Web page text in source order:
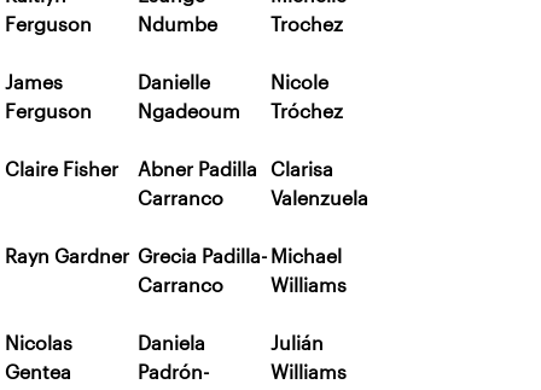
Ferguson
Ndumbe
Trochez
James
Ferguson
Danielle
Ngadeoum
Nicole
Tróchez
Claire Fisher
Abner Padilla
Carranco
Clarisa
Valenzuela
Rayn Gardner Grecia Padilla-
Carranco
Michael
Williams
Nicolas
Gentea
Daniela
Padrón-
Julián
Williams